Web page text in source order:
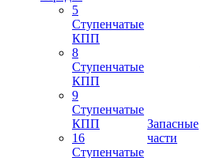
5
Ступенчатые
КПП
8
Ступенчатые
КПП
9
Ступенчатые
КПП
16
Ступенчатые
Запасные
части